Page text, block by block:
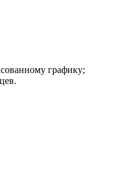
графику;